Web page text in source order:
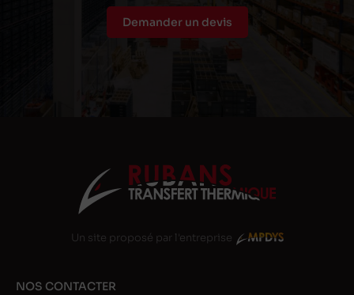
Demander un devis
Un site proposé par l'entreprise
NOS CONTACTER